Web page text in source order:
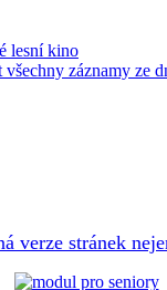
lesní kino
všechny záznamy ze
verze stránek